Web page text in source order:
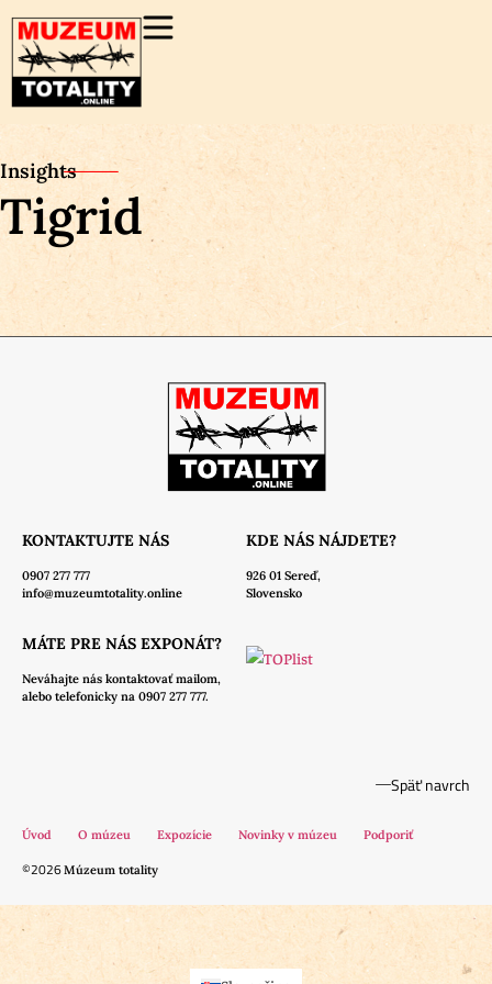
Insights
Tigrid
KONTAKTUJTE NÁS
0907 277 777
info@muzeumtotality.online
KDE NÁS NÁJDETE?
926 01 Sereď,
Slovensko
MÁTE PRE NÁS EXPONÁT?
Neváhajte nás kontaktovať mailom,
alebo telefonicky na 0907 277 777.
Späť navrch
Úvod O múzeu Expozície Novinky v múzeu Podporiť
©2026Múzeum totality